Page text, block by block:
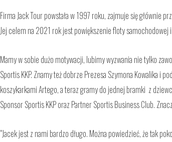
Firma Jack Tour powstała w 1997 roku, zajmuje się głównie
Jej celem na 2021 rok jest powiększenie floty samochodowej
Mamy w sobie dużo motywacji, lubimy wyzwania nie tylko
Sportis KKP. Znamy też dobrze Prezesa Szymona Kowalika i
koszykarkami Artego, a teraz gramy do jednej bramki z
Sponsor Sportis KKP oraz Partner Sportis Business Club.
"Jacek jest z nami bardzo długo. Można powiedzieć, że tak